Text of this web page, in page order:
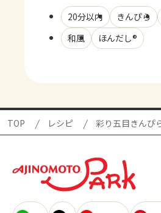
20分以内 きんぴら
和風
ほんだし®
TOP レシピ 彩り五目きんぴ